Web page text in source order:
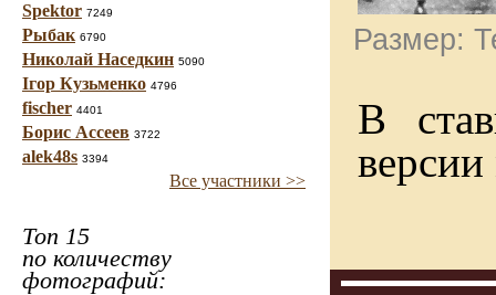
Spektor 7249
Рыбак 6790
Николай Наседкин 5090
Ігор Кузьменко 4796
fischer 4401
Борис Ассеев 3722
alek48s 3394
Все участники >>
Топ 15
по количеству
фотографий:
Размер:
В